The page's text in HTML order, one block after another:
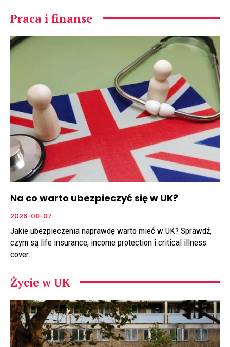
Praca i finanse
Na co warto ubezpieczyć się w UK?
2026-08-07
Jakie ubezpieczenia naprawdę warto mieć w UK? Sprawdź,
czym są life insurance, income protection i critical illness
cover.
Życie w UK